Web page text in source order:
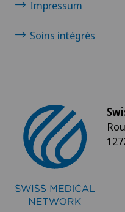
Impressum
Soins intégrés